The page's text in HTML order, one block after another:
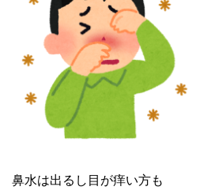
鼻水は出るし目が痒い方も